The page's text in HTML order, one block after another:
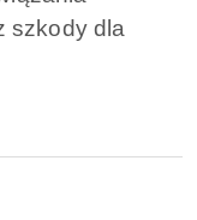
szkody dla